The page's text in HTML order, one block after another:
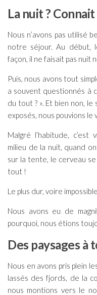
La nuit ?
Nous n’avons pas utilisé
notre séjour. Au début,
façon, il ne faisait pas nuit
Puis, nous avons tout
a souvent questionnés à
du tout ? ». Et bien non,
exposés, nous pouvions
Malgré l’habitude,
milieu de la nuit, quand
sur la tente, le cerveau se
tout !
Le plus dur, voire
Nous avons eu de
pourquoi, nous étions
Des paysages à
Nous en avons pris plein
lassés des fjords, de la
nous montions vers le